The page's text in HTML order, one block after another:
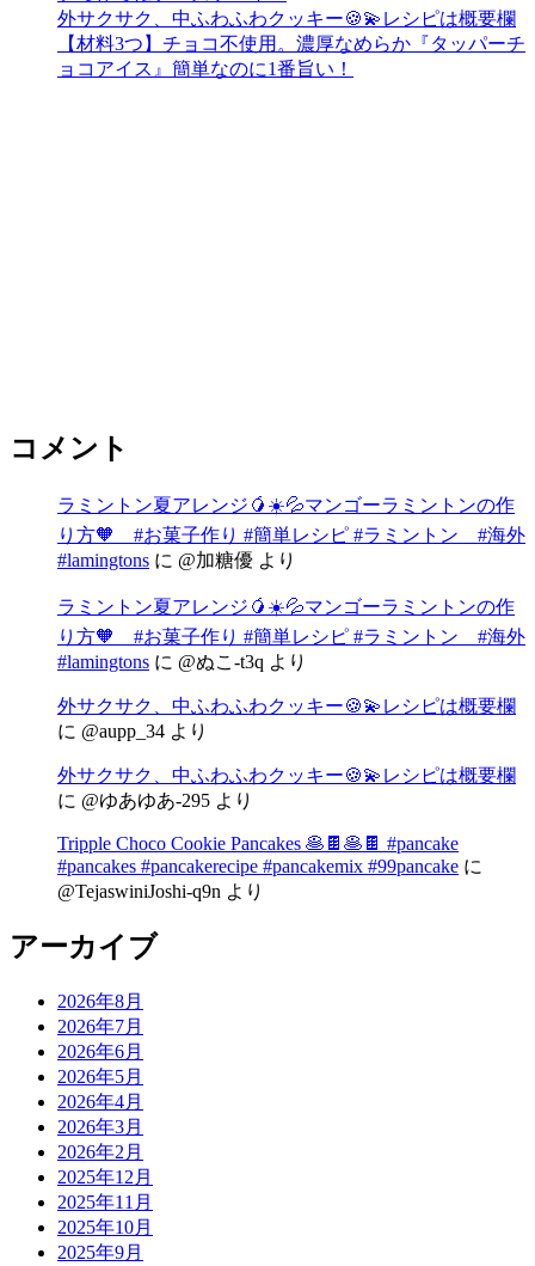
外サクサク、中ふわふわクッキー🍪💫レシピは概要欄
【材料3つ】チョコ不使用。濃厚なめらか『タッパーチ
ョコアイス』簡単なのに1番旨い！
コメント
ラミントン夏アレンジ🥭☀️💦マンゴーラミントンの作
り方🧡 #お菓子作り #簡単レシピ #ラミントン #海外
#lamingtons に @加糖優 より
ラミントン夏アレンジ🥭☀️💦マンゴーラミントンの作
り方🧡 #お菓子作り #簡単レシピ #ラミントン #海外
#lamingtons に @ぬこ-t3q より
外サクサク、中ふわふわクッキー🍪💫レシピは概要欄
に @aupp_34 より
外サクサク、中ふわふわクッキー🍪💫レシピは概要欄
に @ゆあゆあ-295 より
Tripple Choco Cookie Pancakes 🥞🍫🥞🍫 #pancake
#pancakes #pancakerecipe #pancakemix #99pancake に
@TejaswiniJoshi-q9n より
アーカイブ
2026年8月
2026年7月
2026年6月
2026年5月
2026年4月
2026年3月
2026年2月
2025年12月
2025年11月
2025年10月
2025年9月